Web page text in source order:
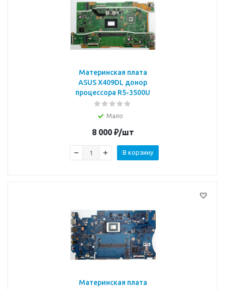
Материнская плата
ASUS X409DL донор
процессора R5-3500U
Мало
8 000₽/шт
В корзину
Материнская плата